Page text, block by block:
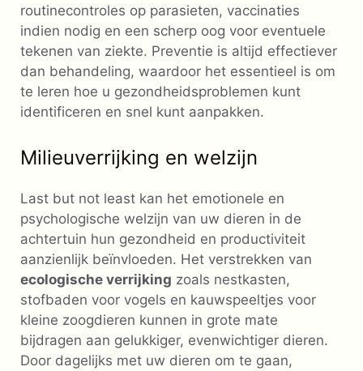
routinecontroles op parasieten, vaccinaties
indien nodig en een scherp oog voor eventuele
tekenen van ziekte. Preventie is altijd effectiever
dan behandeling, waardoor het essentieel is om
te leren hoe u gezondheidsproblemen kunt
identificeren en snel kunt aanpakken.
Milieuverrijking en welzijn
Last but not least kan het emotionele en
psychologische welzijn van uw dieren in de
achtertuin hun gezondheid en productiviteit
aanzienlijk beïnvloeden. Het verstrekken van
ecologische verrijking zoals nestkasten,
stofbaden voor vogels en kauwspeeltjes voor
kleine zoogdieren kunnen in grote mate
bijdragen aan gelukkiger, evenwichtiger dieren.
Door dagelijks met uw dieren om te gaan,